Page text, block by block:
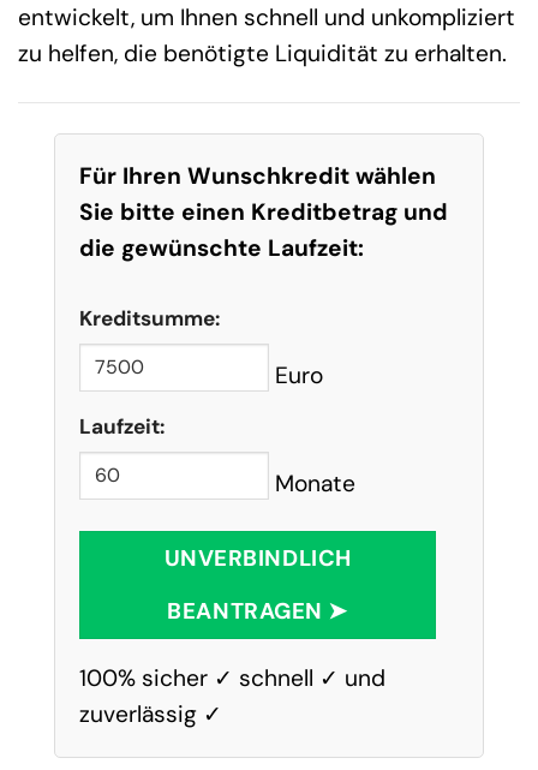
entwickelt, um Ihnen schnell und unkompliziert
zu helfen, die benötigte Liquidität zu erhalten.
Für Ihren Wunschkredit wählen
Sie bitte einen Kreditbetrag und
die gewünschte Laufzeit:
Kreditsumme:
Euro
Laufzeit:
Monate
UNVERBINDLICH
BEANTRAGEN ➤
100% sicher ✓ schnell ✓ und
zuverlässig ✓